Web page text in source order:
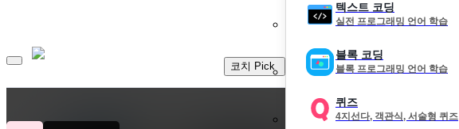
코치 Pick
텍스트 코딩
실전 프로그래밍 언어 학습
블록 코딩
블록 프로그래밍 언어 학습
퀴즈
4지선다, 객관식, 서술형 퀴즈